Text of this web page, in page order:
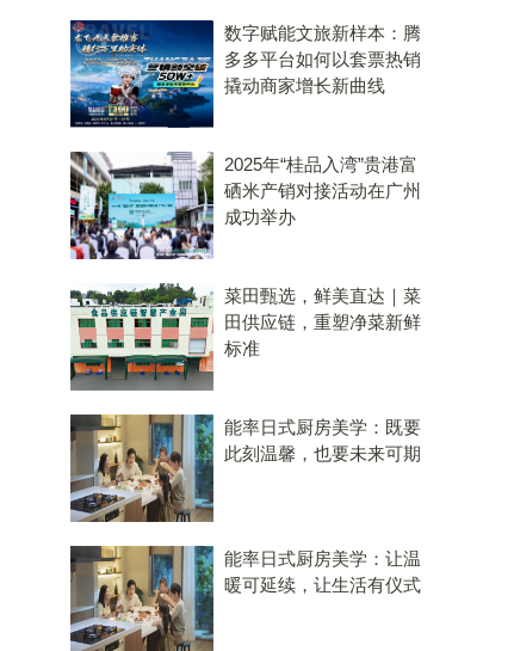
数字赋能文旅新样本：腾
多多平台如何以套票热销
撬动商家增长新曲线
2025年“桂品入湾”贵港富
硒米产销对接活动在广州
成功举办
菜田甄选，鲜美直达｜菜
田供应链，重塑净菜新鲜
标准
能率日式厨房美学：既要
此刻温馨，也要未来可期
能率日式厨房美学：让温
暖可延续，让生活有仪式